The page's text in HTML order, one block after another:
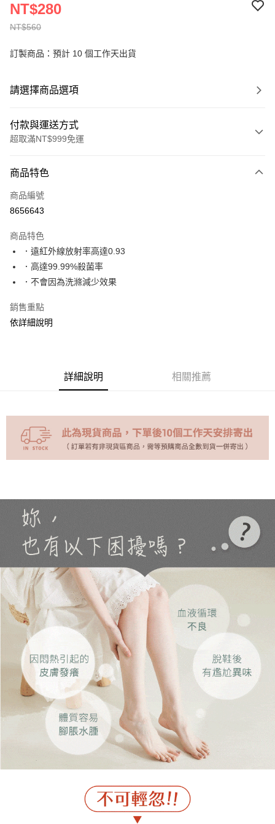
NT$560
NT$280
訂製商品：預計 10 個工作天出貨
請選擇商品選項
付款與運送方式
超取滿NT$999免運
信用卡一次付款
超商取貨付款
Apple Pay
街口支付
ATM付款
每筆NT$70，滿NT$999(含以上)免運費
(未開放)萊爾富
每筆NT$9,999
每筆NT$9,999
7-11取貨付款
每筆NT$70，滿NT$999(含以上)免運費
每筆NT$70，滿NT$999(含以上)免運費
黑貓宅急便
每筆NT$70，滿NT$999(含以上)免運費
海外配送 查看運費
商品特色
商品編號
8656643
商品特色
．遠紅外線放射率高達0.93
．高達99.99%殺菌率
．不會因為洗滌減少效果
銷售重點
依詳細說明
詳細說明 相關推薦